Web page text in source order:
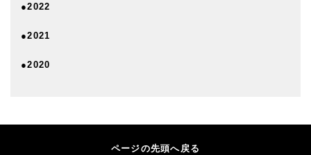
●2022
●2021
●2020
ページの先頭へ戻る